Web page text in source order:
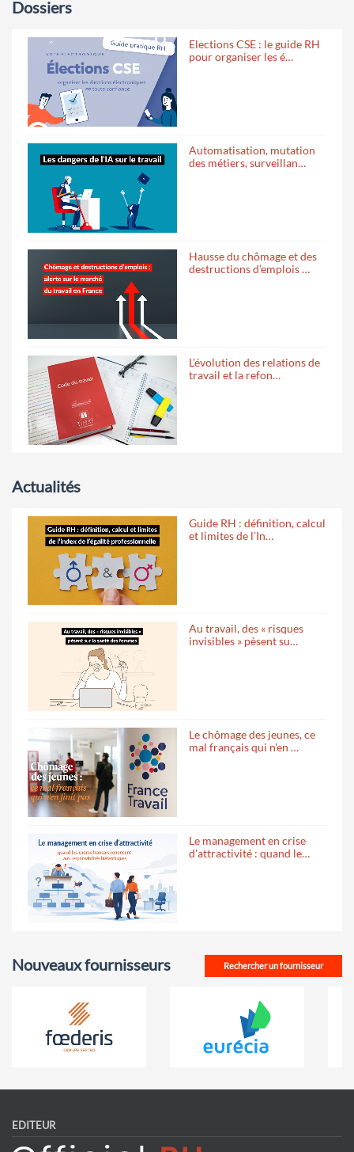
Dossiers
Elections CSE : le guide RH
pour organiser les é…
Automatisation, mutation
des métiers, surveillan…
Hausse du chômage et des
destructions d’emplois …
L’évolution des relations de
travail et la refon…
Actualités
Guide RH : définition, calcul
et limites de l’In…
Au travail, des « risques
invisibles » pèsent su…
Le chômage des jeunes, ce
mal français qui n'en …
Le management en crise
d'attractivité : quand le…
Rechercher un fournisseur
Nouveaux fournisseurs
EDITEUR